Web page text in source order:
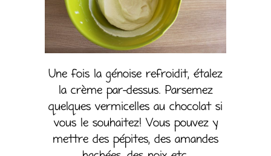
Une fois la génoise refroidit, étalez
la crème par-dessus. Parsemez
quelques vermicelles au chocolat si
vous le souhaitez! Vous pouvez y
mettre des pépites, des amandes